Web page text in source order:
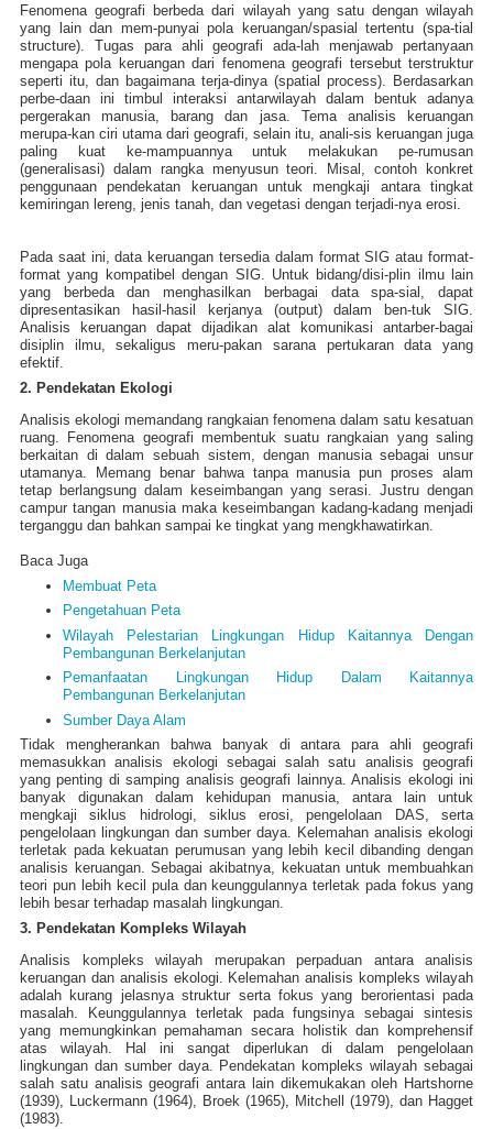
Fenomena geografi berbeda dari wilayah yang satu dengan wilayah
yang lain dan mem-punyai pola keruangan/spasial tertentu (spa-tial
structure). Tugas para ahli geografi ada-lah menjawab pertanyaan
mengapa pola keruangan dari fenomena geografi tersebut terstruktur
seperti itu, dan bagaimana terja-dinya (spatial process). Berdasarkan
perbe-daan ini timbul interaksi antarwilayah dalam bentuk adanya
pergerakan manusia, barang dan jasa. Tema analisis keruangan
merupa-kan ciri utama dari geografi, selain itu, anali-sis keruangan juga
paling kuat ke-mampuannya untuk melakukan pe-rumusan
(generalisasi) dalam rangka menyusun teori. Misal, contoh konkret
penggunaan pendekatan keruangan untuk mengkaji antara tingkat
kemiringan lereng, jenis tanah, dan vegetasi dengan terjadi-nya erosi.
Pada saat ini, data keruangan tersedia dalam format SIG atau format-
format yang kompatibel dengan SIG. Untuk bidang/disi-plin ilmu lain
yang berbeda dan menghasilkan berbagai data spa-sial, dapat
dipresentasikan hasil-hasil kerjanya (output) dalam ben-tuk SIG.
Analisis keruangan dapat dijadikan alat komunikasi antarber-bagai
disiplin ilmu, sekaligus meru-pakan sarana pertukaran data yang
efektif.
2. Pendekatan Ekologi
Analisis ekologi memandang rangkaian fenomena dalam satu kesatuan
ruang. Fenomena geografi membentuk suatu rangkaian yang saling
berkaitan di dalam sebuah sistem, dengan manusia sebagai unsur
utamanya. Memang benar bahwa tanpa manusia pun proses alam
tetap berlangsung dalam keseimbangan yang serasi. Justru dengan
campur tangan manusia maka keseimbangan kadang-kadang menjadi
terganggu dan bahkan sampai ke tingkat yang mengkhawatirkan.
Baca Juga
Membuat Peta
Pengetahuan Peta
Wilayah Pelestarian Lingkungan Hidup Kaitannya Dengan
Pembangunan Berkelanjutan
Pemanfaatan Lingkungan Hidup Dalam Kaitannya
Pembangunan Berkelanjutan
Sumber Daya Alam
Tidak mengherankan bahwa banyak di antara para ahli geografi
memasukkan analisis ekologi sebagai salah satu analisis geografi
yang penting di samping analisis geografi lainnya. Analisis ekologi ini
banyak digunakan dalam kehidupan manusia, antara lain untuk
mengkaji siklus hidrologi, siklus erosi, pengelolaan DAS, serta
pengelolaan lingkungan dan sumber daya. Kelemahan analisis ekologi
terletak pada kekuatan perumusan yang lebih kecil dibanding dengan
analisis keruangan. Sebagai akibatnya, kekuatan untuk membuahkan
teori pun lebih kecil pula dan keunggulannya terletak pada fokus yang
lebih besar terhadap masalah lingkungan.
3. Pendekatan Kompleks Wilayah
Analisis kompleks wilayah merupakan perpaduan antara analisis
keruangan dan analisis ekologi. Kelemahan analisis kompleks wilayah
adalah kurang jelasnya struktur serta fokus yang berorientasi pada
masalah. Keunggulannya terletak pada fungsinya sebagai sintesis
yang memungkinkan pemahaman secara holistik dan komprehensif
atas wilayah. Hal ini sangat diperlukan di dalam pengelolaan
lingkungan dan sumber daya. Pendekatan kompleks wilayah sebagai
salah satu analisis geografi antara lain dikemukakan oleh Hartshorne
(1939), Luckermann (1964), Broek (1965), Mitchell (1979), dan Hagget
(1983).